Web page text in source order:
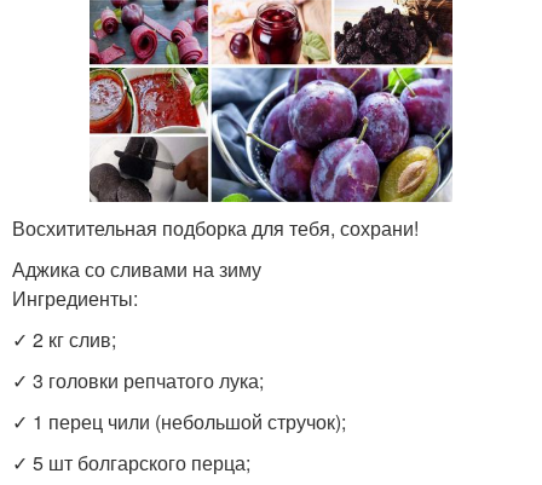
Восхитительная подборка для тебя, сохрани!
Аджика со сливами на зиму
Ингредиенты:
✓ 2 кг слив;
✓ 3 головки репчатого лука;
✓ 1 перец чили (небольшой стручок);
✓ 5 шт болгарского перца;